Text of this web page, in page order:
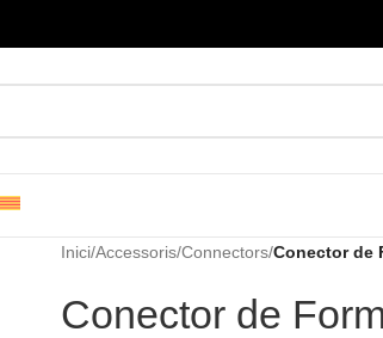
Inici/Accessoris/Connectors/Conector de
Conector de